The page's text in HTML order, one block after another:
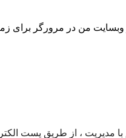
وبسایت من در مرورگر برای
با مدیریت ، از طریق پست